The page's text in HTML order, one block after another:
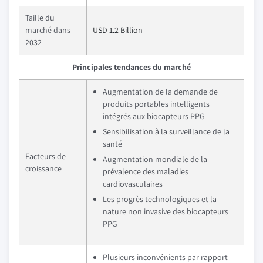
Taille du
marché dans
2032
USD 1.2 Billion
Principales tendances du marché
Facteurs de
croissance
Augmentation de la demande de
produits portables intelligents
intégrés aux biocapteurs PPG
Sensibilisation à la surveillance de la
santé
Augmentation mondiale de la
prévalence des maladies
cardiovasculaires
Les progrès technologiques et la
nature non invasive des biocapteurs
PPG
Plusieurs inconvénients par rapport